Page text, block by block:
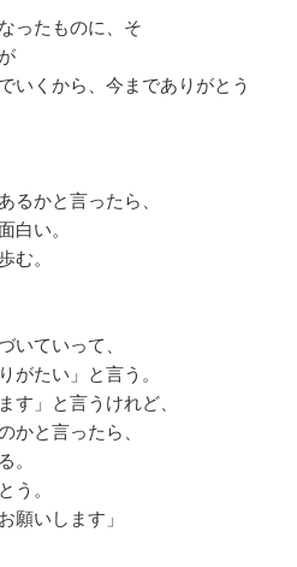
ったものに、そ
いくから、今までありがとう
るかと言ったら、
白い。
む。
いていって、
がたい」と言う。
す」と言うけれど、
かと言ったら、
。
う。
願いします」